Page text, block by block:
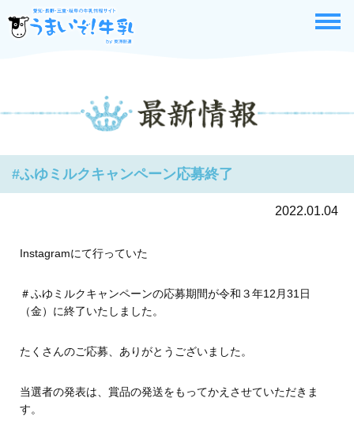
#ふゆミルクキャンペーン応募終了
2022.01.04
Instagramにて行っていた
＃ふゆミルクキャンペーンの応募期間が令和３年12月31日
（金）に終了いたしました。
たくさんのご応募、ありがとうございました。
当選者の発表は、賞品の発送をもってかえさせていただきま
す。